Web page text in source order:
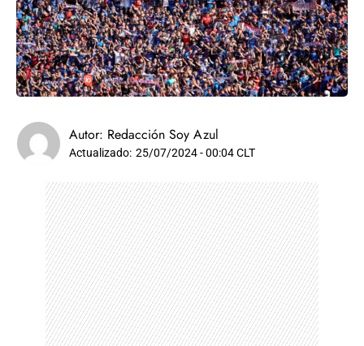
Autor: Redacción Soy Azul
Actualizado: 25/07/2024 - 00:04 CLT